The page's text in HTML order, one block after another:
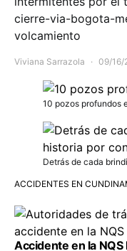
cierre-via-bogota-
volcamiento
Viviana Sarrazola 09/16/
10 pozos profundos
Detrás de cada
ACCIDENTES EN
Accidente en la